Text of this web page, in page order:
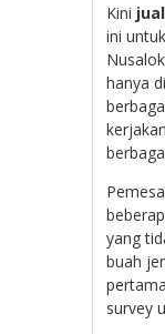
Kini
ini
hanya
yang
buah
survey